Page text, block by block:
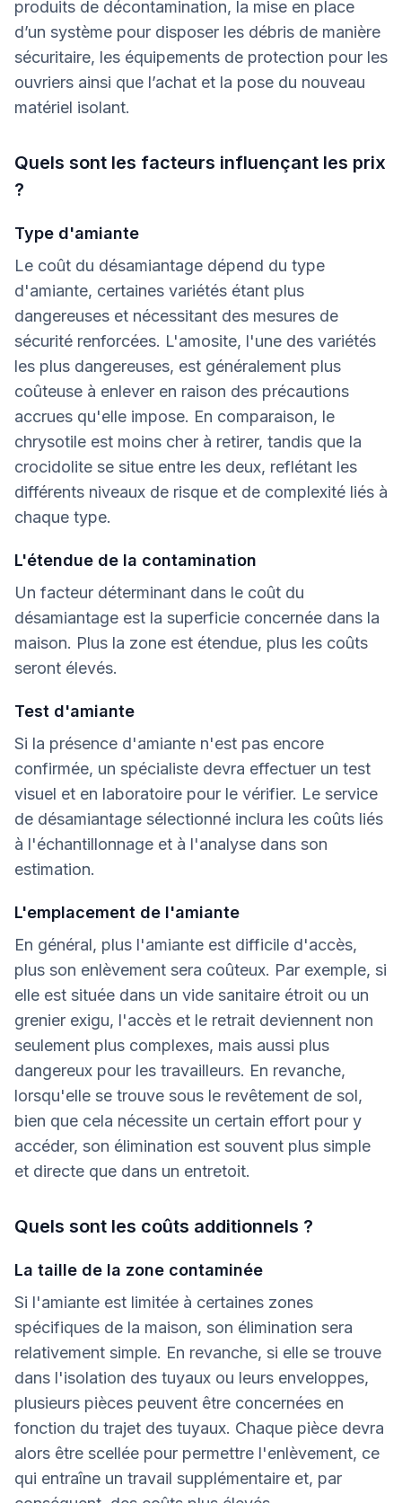
produits de décontamination, la mise en place
d’un système pour disposer les débris de manière
sécuritaire, les équipements de protection pour les
ouvriers ainsi que l’achat et la pose du nouveau
matériel isolant.
Quels sont les facteurs influençant les prix
?
Type d'amiante
Le coût du désamiantage dépend du type
d'amiante, certaines variétés étant plus
dangereuses et nécessitant des mesures de
sécurité renforcées. L'amosite, l'une des variétés
les plus dangereuses, est généralement plus
coûteuse à enlever en raison des précautions
accrues qu'elle impose. En comparaison, le
chrysotile est moins cher à retirer, tandis que la
crocidolite se situe entre les deux, reflétant les
différents niveaux de risque et de complexité liés à
chaque type.
L'étendue de la contamination
Un facteur déterminant dans le coût du
désamiantage est la superficie concernée dans la
maison. Plus la zone est étendue, plus les coûts
seront élevés.
Test d'amiante
Si la présence d'amiante n'est pas encore
confirmée, un spécialiste devra effectuer un test
visuel et en laboratoire pour le vérifier. Le service
de désamiantage sélectionné inclura les coûts liés
à l'échantillonnage et à l'analyse dans son
estimation.
L'emplacement de l'amiante
En général, plus l'amiante est difficile d'accès,
plus son enlèvement sera coûteux. Par exemple, si
elle est située dans un vide sanitaire étroit ou un
grenier exigu, l'accès et le retrait deviennent non
seulement plus complexes, mais aussi plus
dangereux pour les travailleurs. En revanche,
lorsqu'elle se trouve sous le revêtement de sol,
bien que cela nécessite un certain effort pour y
accéder, son élimination est souvent plus simple
et directe que dans un entretoit.
Quels sont les coûts additionnels ?
La taille de la zone contaminée
Si l'amiante est limitée à certaines zones
spécifiques de la maison, son élimination sera
relativement simple. En revanche, si elle se trouve
dans l'isolation des tuyaux ou leurs enveloppes,
plusieurs pièces peuvent être concernées en
fonction du trajet des tuyaux. Chaque pièce devra
alors être scellée pour permettre l'enlèvement, ce
qui entraîne un travail supplémentaire et, par